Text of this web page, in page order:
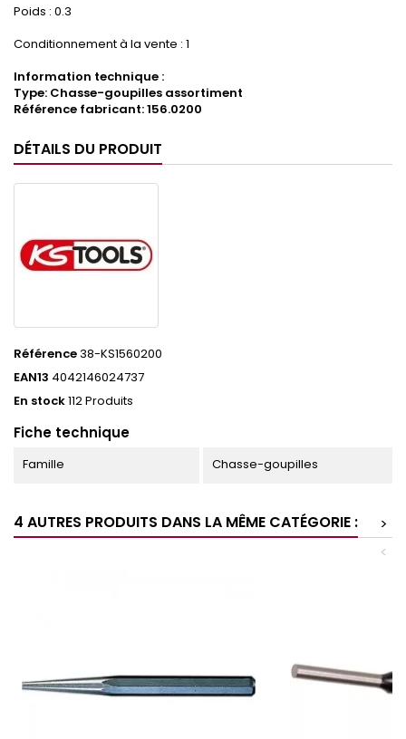
Poids : 0.3
Conditionnement à la vente : 1
Information technique :
Type: Chasse-goupilles assortiment
Référence fabricant: 156.0200
DÉTAILS DU PRODUIT
Référence38-KS1560200
EAN13 4042146024737
En stock112 Produits
Fiche technique
Famille Chasse-goupilles
4 AUTRES PRODUITS DANS LA MÊME CATÉGORIE :
>
<